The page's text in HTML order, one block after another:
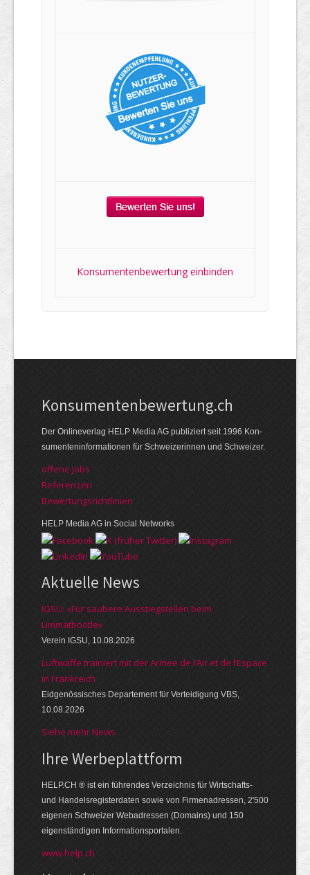
Konsumentenbewertung einbinden
Kon­su­menten­be­wer­tung.ch
Der Online­verlag HELP Media AG publi­ziert seit 1996 Kon­
su­menten­infor­mationen für Schwei­zerinnen und Schweizer.
offene Jobs
Referenzen
Bewer­tungs­richt­linien
HELP Media AG in Social Networks
Aktuelle News
IGSU: «Für saubere Ausstiegstellen beim
Limmatböötle»
Verein IGSU, 10.08.2026
Luftwaffe trainiert mit der Armee de l’Air et de l’Espace
in Frankreich
Eidgenössisches Departement für Verteidigung VBS,
10.08.2026
Siehe mehr News
Ihre Werbe­platt­form
HELP.CH ® ist ein führendes Ver­zeich­nis für Wirt­schafts-
und Handels­register­daten so­wie von Firmen­adressen, 2'500
eige­nen Schweizer Web­adressen (Domains) und 150
eigen­ständigen Infor­mations­por­talen.
www.help.ch